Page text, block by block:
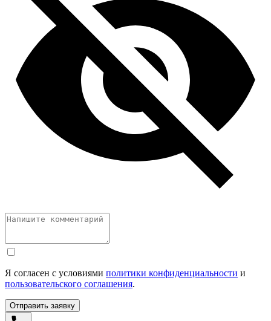
Я согласен с условиями политики конфиденциальности и
пользовательского соглашения.
Отправить заявку